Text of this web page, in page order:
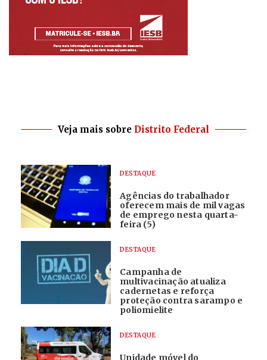
Veja mais sobre Distrito Federal
DESTAQUE
Agências do trabalhador
oferecem mais de mil vagas
de emprego nesta quarta-
feira (5)
DESTAQUE
Campanha de
multivacinação atualiza
cadernetas e reforça
proteção contra sarampo e
poliomielite
DESTAQUE
Unidade móvel do